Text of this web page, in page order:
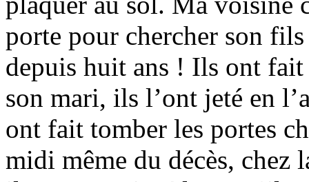
porte pour chercher son
depuis huit ans ! Ils ont
son mari, ils l’ont jeté en
ont fait tomber les portes
midi même du décès,